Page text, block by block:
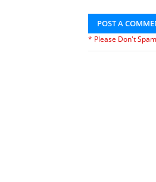
POST A
* Please Don't